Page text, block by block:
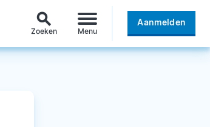
search
Zoeken Menu
Aanmelden